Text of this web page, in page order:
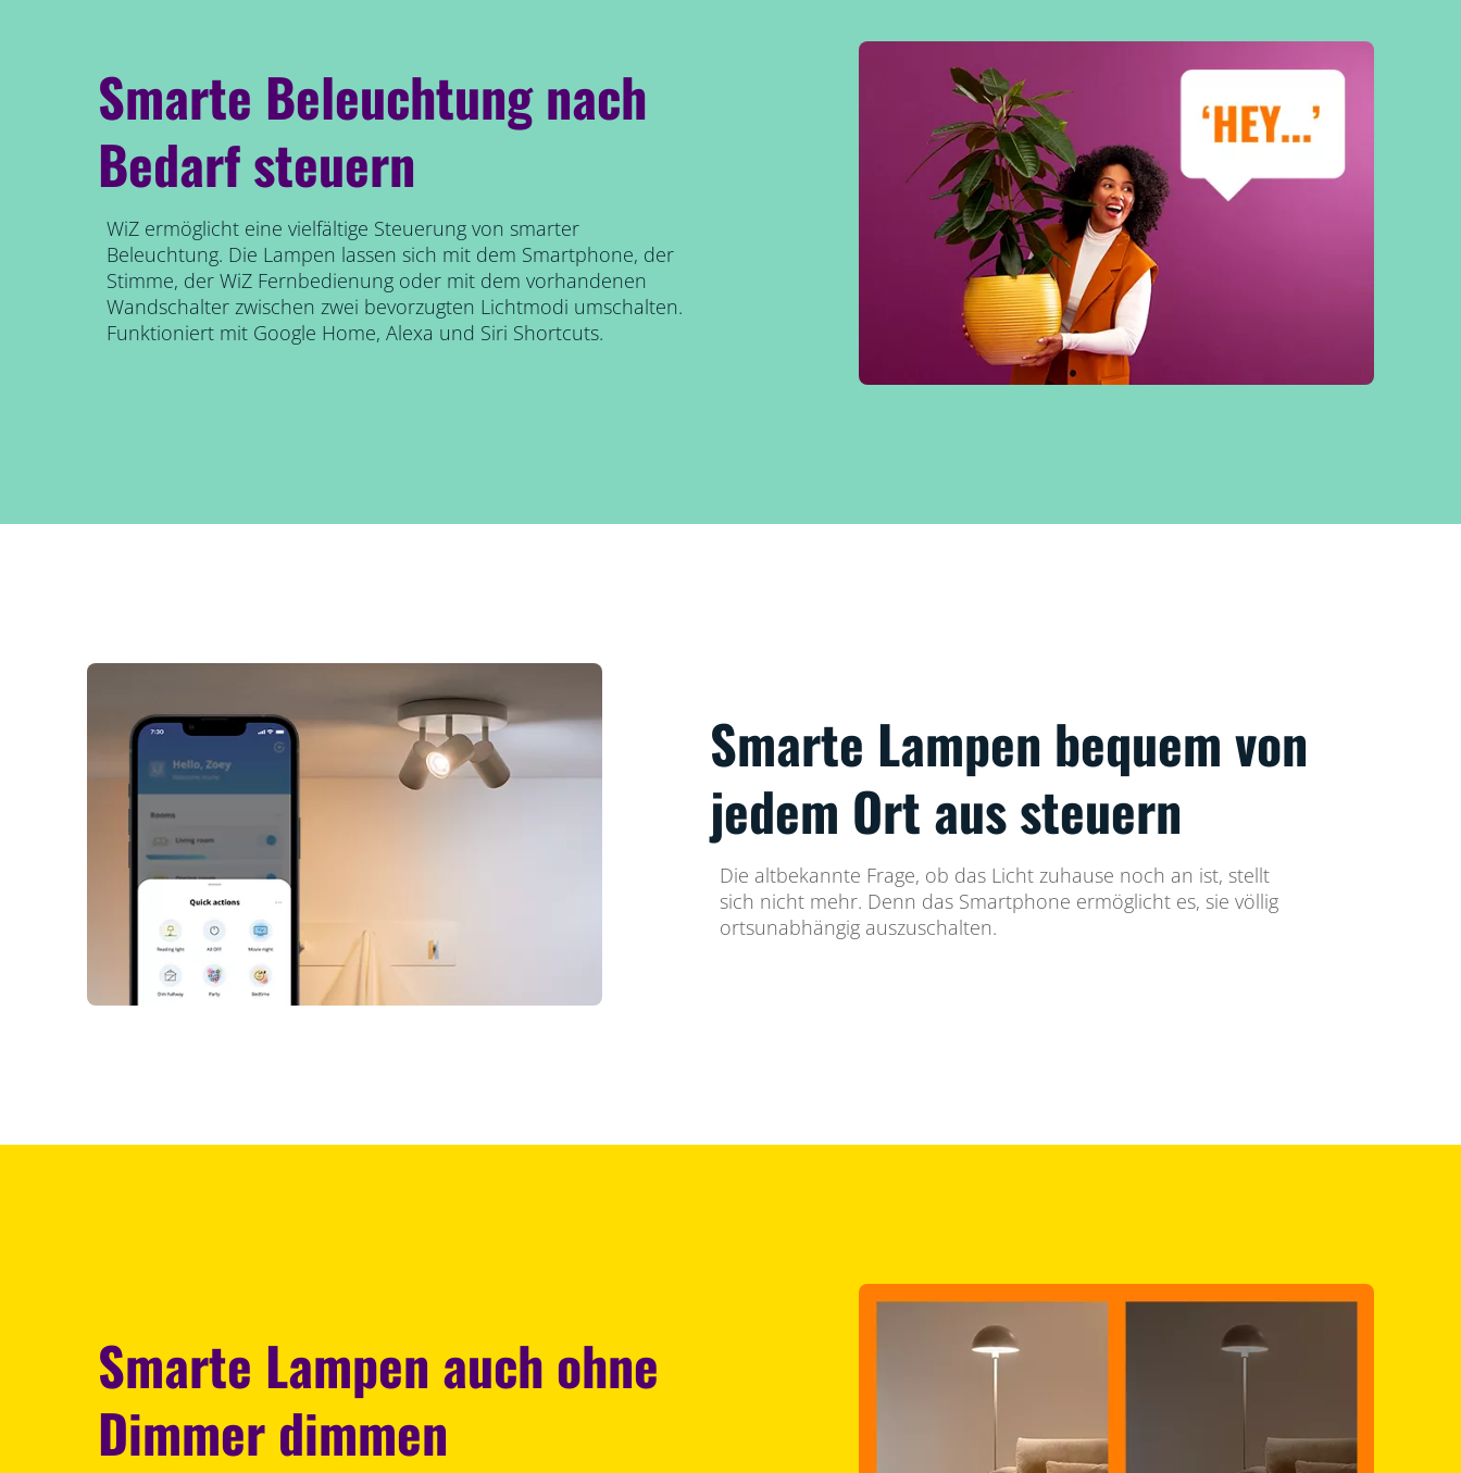
Smarte Beleuchtung nach
Bedarf steuern
WiZ ermöglicht eine vielfältige Steuerung von smarter
Beleuchtung. Die Lampen lassen sich mit dem Smartphone, der
Stimme, der WiZ Fernbedienung oder mit dem vorhandenen
Wandschalter zwischen zwei bevorzugten Lichtmodi umschalten.
Funktioniert mit Google Home, Alexa und Siri Shortcuts.
Smarte Lampen bequem von
jedem Ort aus steuern
Die altbekannte Frage, ob das Licht zuhause noch an ist, stellt
sich nicht mehr. Denn das Smartphone ermöglicht es, sie völlig
ortsunabhängig auszuschalten.
Smarte Lampen auch ohne
Dimmer dimmen